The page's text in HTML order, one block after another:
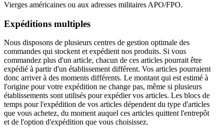
Vierges américaines ou aux adresses militaires APO/FPO.
Expéditions multiples
Nous disposons de plusieurs centres de gestion optimale des
commandes qui stockent et expédient nos produits. Si vous
commandez plus d'un article, chacun de ces articles pourrait être
expédié à partir d'un établissement différent. Vos articles pourraient
donc arriver à des moments différents. Le montant qui est estimé à
l'origine pour votre expédition ne change pas, même si plusieurs
établissements sont utilisés pour expédier vos articles. Les blocs de
temps pour l'expédition de vos articles dépendent du type d'articles
que vous achetez, du moment auquel ces articles quittent l'entrepôt
et de l'option d'expédition que vous choisissez.